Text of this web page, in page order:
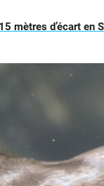
mètres d’écart en